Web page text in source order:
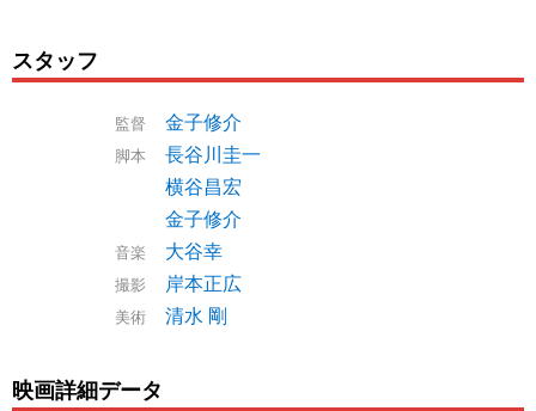
スタッフ
監督 金子修介
脚本
長谷川圭一
横谷昌宏
金子修介
音楽 大谷幸
撮影 岸本正広
美術 清水 剛
映画詳細データ